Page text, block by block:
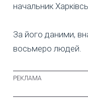
начальник
За його даними,
восьмеро людей.